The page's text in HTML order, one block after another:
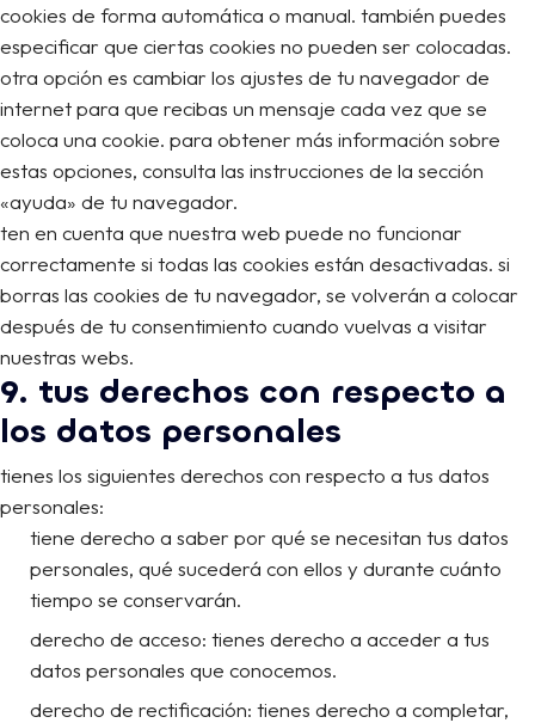
cookies de forma automática o manual. también puedes
especificar que ciertas cookies no pueden ser colocadas.
otra opción es cambiar los ajustes de tu navegador de
internet para que recibas un mensaje cada vez que se
coloca una cookie. para obtener más información sobre
estas opciones, consulta las instrucciones de la sección
«ayuda» de tu navegador.
ten en cuenta que nuestra web puede no funcionar
correctamente si todas las cookies están desactivadas. si
borras las cookies de tu navegador, se volverán a colocar
después de tu consentimiento cuando vuelvas a visitar
nuestras webs.
9. tus derechos con respecto a
los datos personales
tienes los siguientes derechos con respecto a tus datos
personales:
tiene derecho a saber por qué se necesitan tus datos
personales, qué sucederá con ellos y durante cuánto
tiempo se conservarán.
derecho de acceso: tienes derecho a acceder a tus
datos personales que conocemos.
derecho de rectificación: tienes derecho a completar,